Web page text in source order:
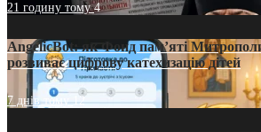
21 годину тому4
AngelicBot: як Фонд пам’яті
розвиває цифрову катехизацію дітей
7 днів тому12